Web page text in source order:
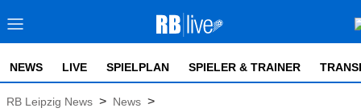
NEWS LIVE SPIELPLAN SPIELER & TRAINER
RB Leipzig News > News >